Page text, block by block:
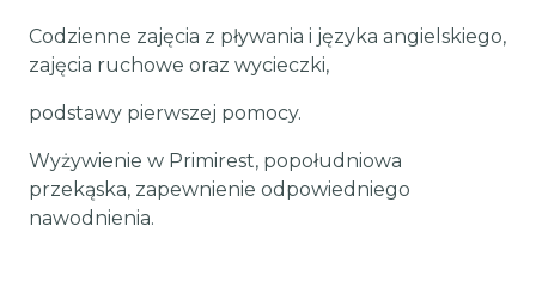
Codzienne zajęcia z pływania i języka angielskiego,
zajęcia ruchowe oraz wycieczki,
podstawy pierwszej pomocy.
Wyżywienie w Primirest, popołudniowa
przekąska, zapewnienie odpowiedniego
nawodnienia.